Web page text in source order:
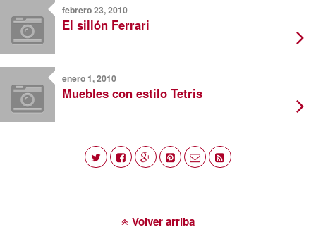
febrero 23, 2010
El sillón Ferrari
enero 1, 2010
Muebles con estilo Tetris
Volver arriba